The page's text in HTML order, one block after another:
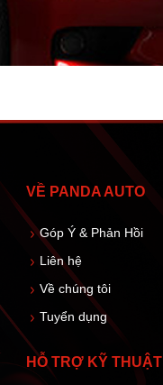
VỀ PANDA AUTO
Góp Ý & Phản Hồi
Liên hệ
Về chúng tôi
Tuyển dụng
HỖ TRỢ KỸ THUẬT